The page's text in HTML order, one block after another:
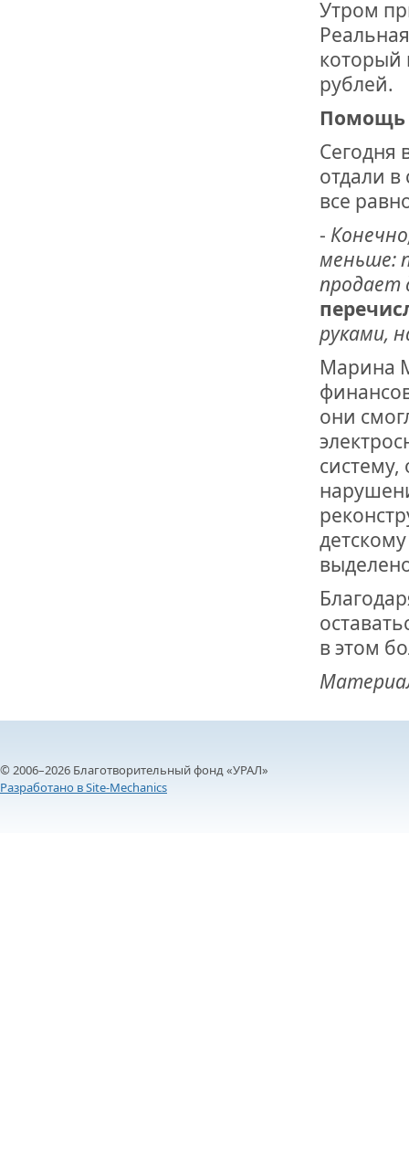
Утром
который
рублей.
Помощь
Сегодня
отдали
все
-
меньше:
продает
руками,
Марина
они
в этом
© 2006–2026 Благотворительный фонд «УРАЛ»
Разработано в Site-Mechanics